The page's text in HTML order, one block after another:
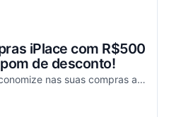
iPlace com R$500
de desconto!
Aproveite agora mesmo e economize nas suas compras acima de R$7.199,99!